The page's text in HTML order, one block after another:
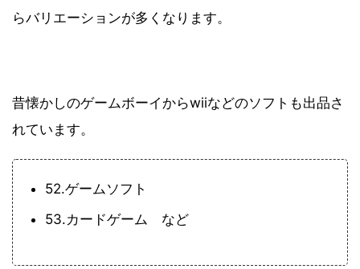
らバリエーションが多くなります。
昔懐かしのゲームボーイからwiiなどのソフトも出品さ
れています。
52.ゲームソフト
53.カードゲーム など